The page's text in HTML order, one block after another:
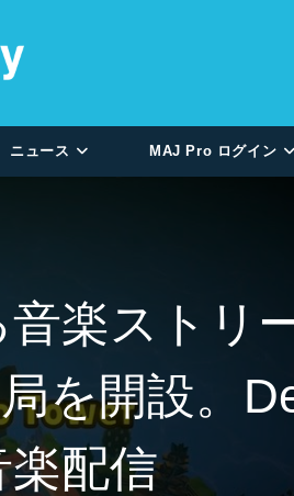
ニュース MAJ Pro ログイン
楽ストリ
を開設。
配信